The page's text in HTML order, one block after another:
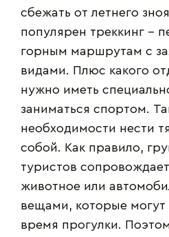
сбежать от летнего
популярен треккинг –
горным маршрутам с
видами. Плюс какого
нужно иметь
заниматься спортом.
необходимости нести
собой. Как правило,
туристов
животное или
вещами, которые могут
время прогулки.